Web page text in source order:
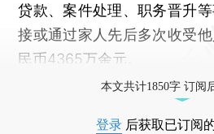
贷款、案件处理、职务晋升
接或通过家人先后多次收受
民币4365万余元。
本文共计1850字 订阅
登录 后获取已订阅